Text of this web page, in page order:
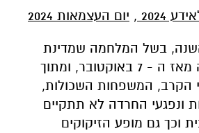
2024
, יום העצמאות 2024
בשל המלחמה שמדינת
ישראל נמצאת בה מאז ה - 7 באוקטובר, ומתוך
הקרב, המשפחות השכולות,
ונפגעי החרדה לא תתקיים
וכך גם מופע הזיקוקים